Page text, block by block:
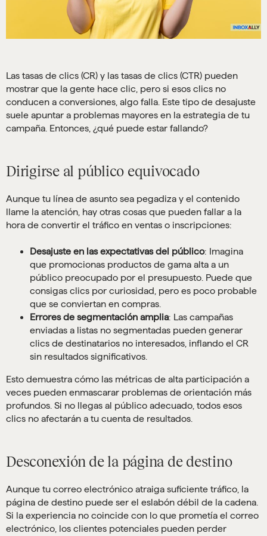
Las tasas de clics (CR) y las tasas de clics (CTR) pueden
mostrar que la gente hace clic, pero si esos clics no
conducen a conversiones, algo falla. Este tipo de desajuste
suele apuntar a problemas mayores en la estrategia de tu
campaña. Entonces, ¿qué puede estar fallando?
Dirigirse al público equivocado
Aunque tu línea de asunto sea pegadiza y el contenido
llame la atención, hay otras cosas que pueden fallar a la
hora de convertir el tráfico en ventas o inscripciones:
Desajuste en las expectativas del público: Imagina
que promocionas productos de gama alta a un
público preocupado por el presupuesto. Puede que
consigas clics por curiosidad, pero es poco probable
que se conviertan en compras.
Errores de segmentación amplia: Las campañas
enviadas a listas no segmentadas pueden generar
clics de destinatarios no interesados, inflando el CR
sin resultados significativos.
Esto demuestra cómo las métricas de alta participación a
veces pueden enmascarar problemas de orientación más
profundos. Si no llegas al público adecuado, todos esos
clics no afectarán a tu cuenta de resultados.
Desconexión de la página de destino
Aunque tu correo electrónico atraiga suficiente tráfico, la
página de destino puede ser el eslabón débil de la cadena.
Si la experiencia no coincide con lo que prometía el correo
electrónico, los clientes potenciales pueden perder